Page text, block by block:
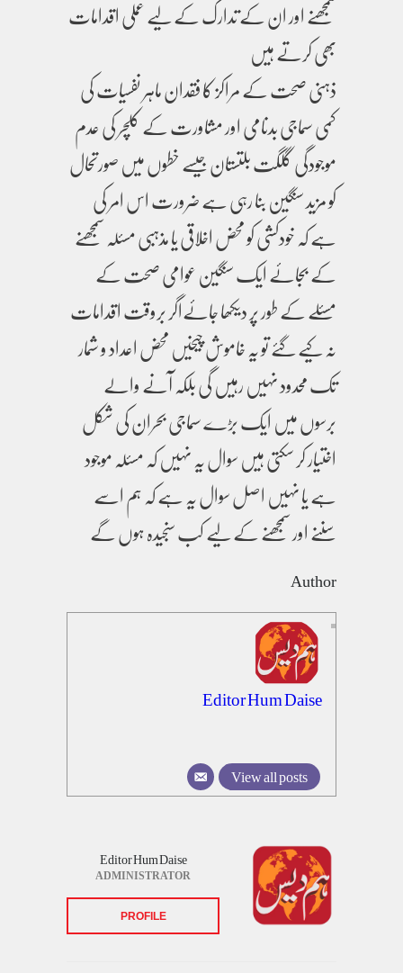
سمجھنے اور ان کے تدارک کے لیے عملی اقدامات
بھی کرتے ہیں
ذہنی صحت کے مراکز کا فقدان ماہر نفسیات کی
کمی سماجی بدنامی اور مشاورت کے کلچر کی عدم
موجودگی گلگت بلتستان جیسے خطوں میں صورتحال
کو مزید سنگین بنا رہی ہے ضرورت اس امر کی
ہے کہ خودکشی کو محض اخلاقی یا مذہبی مسئلہ سمجھنے
کے بجائے ایک سنگین عوامی صحت کے
مسئلے کے طور پر دیکھا جائےاگر بروقت اقدامات
نہ کیے گئے تو یہ خاموش چیخیں محض اعداد و شمار
تک محدود نہیں رہیں گی بلکہ آنے والے
برسوں میں ایک بڑے سماجی بحران کی شکل
اختیار کر سکتی ہیں سوال یہ نہیں کہ مسئلہ موجود
ہے یا نہیں اصل سوال یہ ہے کہ ہم اسے
سننے اور سمجھنے کے لیے کب سنجیدہ ہوں گے
Author
Editor Hum Daise
View all posts
Editor Hum Daise
ADMINISTRATOR
PROFILE